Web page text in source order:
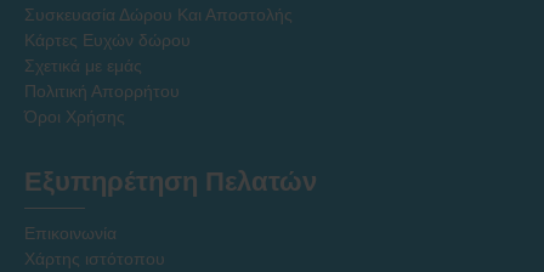
Συσκευασία Δώρου Και Αποστολής
Κάρτες Ευχών δώρου
Σχετικά με εμάς
Πολιτική Απορρήτου
Όροι Χρήσης
Εξυπηρέτηση Πελατών
Επικοινωνία
Χάρτης ιστότοπου